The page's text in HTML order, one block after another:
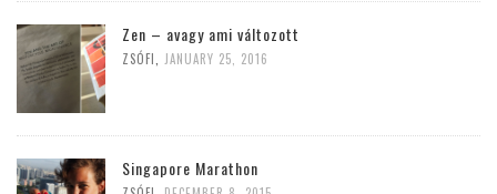
Zen – avagy ami változott
ZSÓFI, JANUARY 25, 2016
Singapore Marathon